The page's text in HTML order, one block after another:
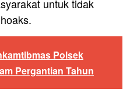
untuk tidak
Polsek
Pergantian Tahun